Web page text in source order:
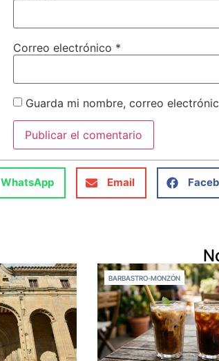
Correo electrónico *
Guarda mi nombre, correo
WhatsApp Email
BARBASTRO-MONZÓN